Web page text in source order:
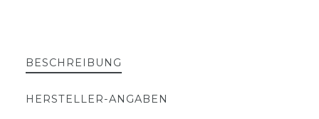
BESCHREIBUNG
HERSTELLER-ANGABEN